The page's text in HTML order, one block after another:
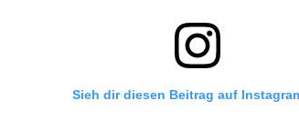
Sieh dir diesen Beitrag auf